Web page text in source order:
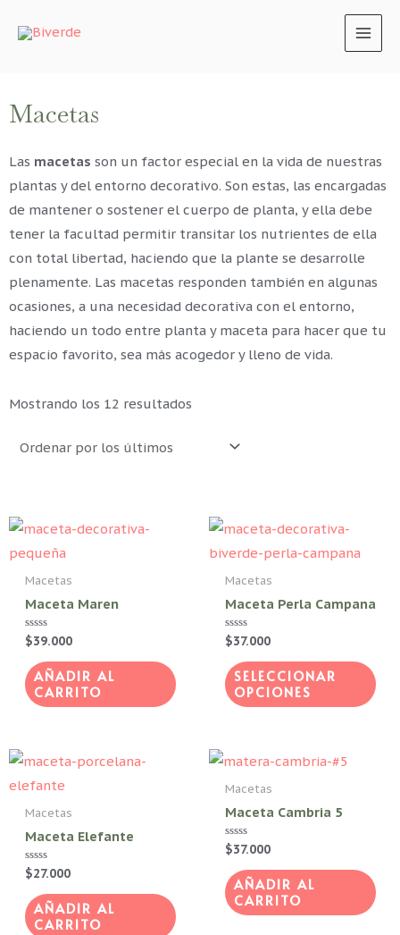
Macetas
Las macetas son un factor especial en la vida de nuestras
plantas y del entorno decorativo. Son estas, las encargadas
de mantener o sostener el cuerpo de planta, y ella debe
tener la facultad permitir transitar los nutrientes de ella
con total libertad, haciendo que la plante se desarrolle
plenamente. Las macetas responden también en algunas
ocasiones, a una necesidad decorativa con el entorno,
haciendo un todo entre planta y maceta para hacer que tu
espacio favorito, sea más acogedor y lleno de vida.
Mostrando los 12 resultados
últimos
Macetas
Maceta Maren
Valorado
con
de
5
$39.000
AÑADIR AL
CARRITO
Macetas
Maceta Perla Campana
Valorado
con
de
5
$37.000
SELECCIONAR
OPCIONES
se
Macetas
Maceta Elefante
Valorado
con
de
5
$27.000
AÑADIR AL
CARRITO
Macetas
Maceta Cambria 5
Valorado
con
de
5
$37.000
AÑADIR AL
CARRITO